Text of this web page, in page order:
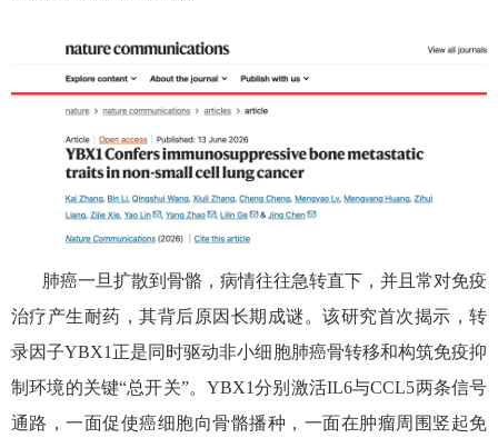
肺癌一旦扩散到骨骼，病情往往急转直下，并且常对免疫
治疗产生耐药，其背后原因长期成谜。该研究首次揭示，转
录因子YBX1 正是同时驱动非小细胞肺癌骨转移和构筑免疫抑
制环境的关键“总开关”。YBX1分别激活IL6与CCL5两条信号
通路，一面促使癌细胞向骨骼播种，一面在肿瘤周围竖起免